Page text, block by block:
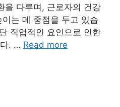
을 다루며, 근로자의 건강
는 데 중점을 두고 있습
직업적인 요인으로 인한
. … Read more